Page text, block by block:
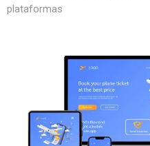
plataformas